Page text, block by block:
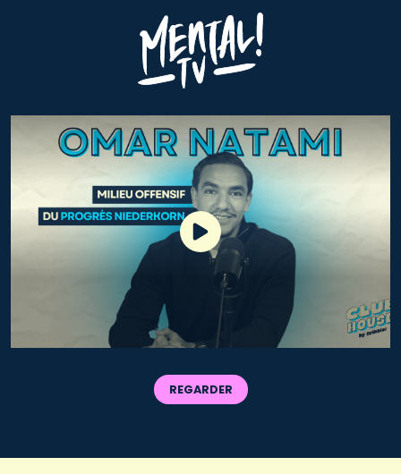
REGARDER